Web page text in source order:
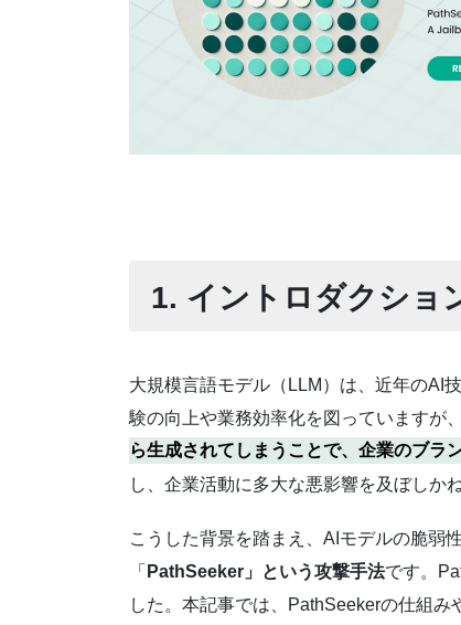
1. イントロダクショ
大規模言語モデル（LLM）は、近年のAI
験の向上や業務効率化を図っていますが
ら生成されてしまうことで、企業のブラ
し、企業活動に多大な悪影響を及ぼしか
こうした背景を踏まえ、AIモデルの脆弱
「 PathSeeker」という攻撃手法です。
した。本記事では、PathSeekerの仕組